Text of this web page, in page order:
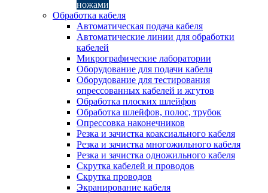
ножами
Обработка кабеля
Автоматическая подача кабеля
Автоматические линии для обработки
кабелей
Микрографические лаборатории
Оборудование для подачи кабеля
Оборудование для тестирования
опрессованных кабелей и жгутов
Обработка плоских шлейфов
Обработка шлейфов, полос, трубок
Опрессовка наконечников
Резка и зачистка коаксиального кабеля
Резка и зачистка многожильного кабеля
Резка и зачистка одножильного кабеля
Скрутка кабелей и проводов
Скрутка проводов
Экранирование кабеля